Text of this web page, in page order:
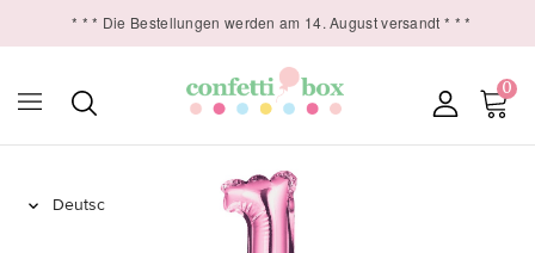
* * * Die Bestellungen werden am 14. August versandt * * *
0
